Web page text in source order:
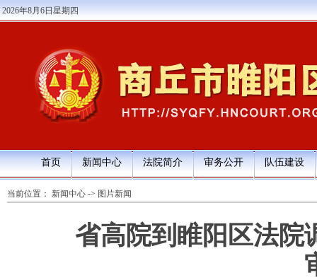
2026年8月6日星期四
首页 新闻中心 法院简介 审务公开 队伍建设
当前位置： 新闻中心 -> 图片新闻
省高院到睢阳区法院